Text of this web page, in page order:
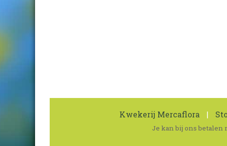
Kwekerij Mercaflora |
Je kan bij ons betalen